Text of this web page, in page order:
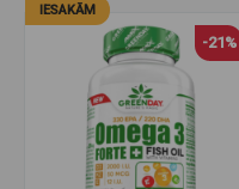
IESAKĀM
-21%